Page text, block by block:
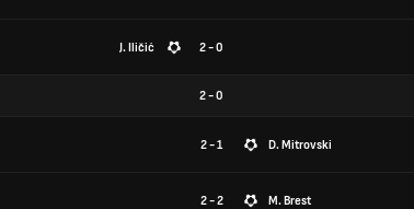
J. Iličić 2 - 0
2-0
2 - 1 D. Mitrovski
2 - 2 M. Brest